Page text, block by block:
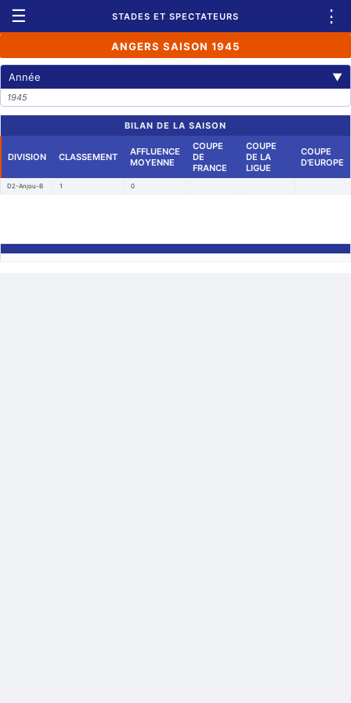
☰ STADES ET SPECTATEURS ⋮
ANGERS SAISON 1945
Année ▼
1945
BILAN DE LA SAISON
DIVISION CLASSEMENT
AFFLUENCE
MOYENNE
COUPE
DE
FRANCE
COUPE
DE LA
LIGUE
COUPE
D'EUROPE
D2-Anjou-B 1 0